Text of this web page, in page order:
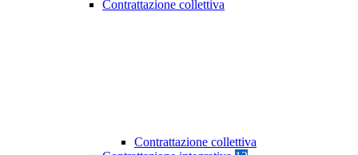
Contrattazione collettiva
Contrattazione collettiva